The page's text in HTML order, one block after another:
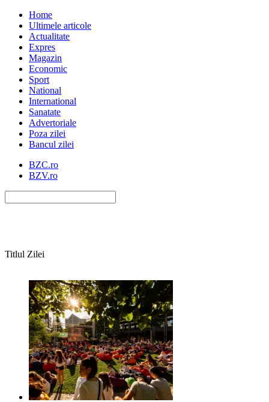
Home
Ultimele articole
Actualitate
Expres
Magazin
Economic
Sport
National
International
Sanatate
Advertoriale
Poza zilei
Bancul zilei
BZC.ro
BZV.ro
Titlul Zilei